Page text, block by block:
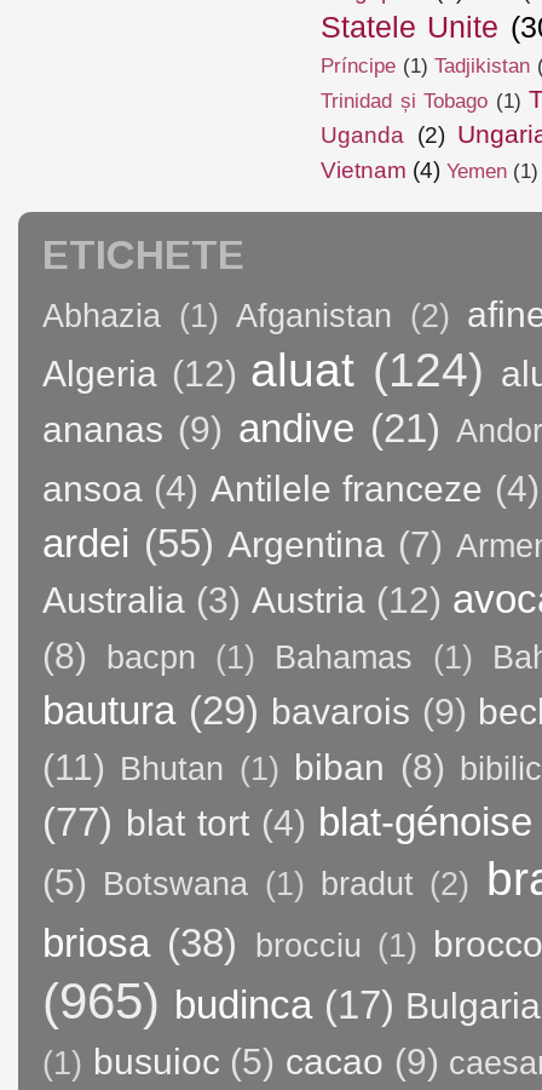
Statele Unite
Príncipe (1) Tadjikistan
Trinidad și Tobago (1)
Uganda (2)
Vietnam (4) Yemen (1)
ETICHETE
Abhazia (1) Afganistan (2)
Algeria (12) aluat (124)
ananas (9) andive (21)
ansoa (4) Antilele franceze (4)
ardei (55) Argentina (7)
Australia (3) Austria (12)
(8) bacpn (1) Bahamas (1)
bautura (29) bavarois (9)
(11) Bhutan (1) biban (8)
(77) blat tort (4) blat-génoise
(5) Botswana (1) bradut (2)
briosa (38) brocciu (1)
(965) budinca (17) Bulgaria
(1) busuioc (5) cacao (9)